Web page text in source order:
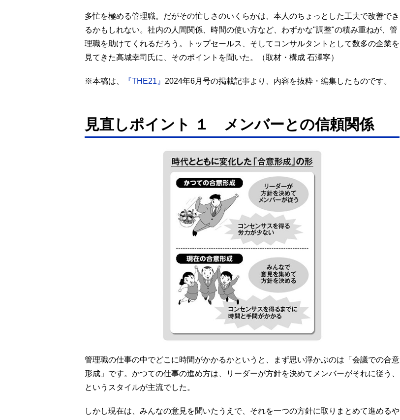
多忙を極める管理職。だがその忙しさのいくらかは、本人のちょっとした工夫で改善でき
るかもしれない。社内の人間関係、時間の使い方など、わずかな"調整"の積み重ねが、管
理職を助けてくれるだろう。トップセールス、そしてコンサルタントとして数多の企業を
見てきた高城幸司氏に、そのポイントを聞いた。（取材・構成 石澤寧）
※本稿は、 『THE21』 2024年6月号の掲載記事より、内容を抜粋・編集したものです。
見直しポイント １ メンバーとの信頼関係
管理職の仕事の中でどこに時間がかかるかというと、まず思い浮かぶのは「会議での合意
形成」です。かつての仕事の進め方は、リーダーが方針を決めてメンバーがそれに従う、
というスタイルが主流でした。
しかし現在は、みんなの意見を聞いたうえで、それを一つの方針に取りまとめて進めるや